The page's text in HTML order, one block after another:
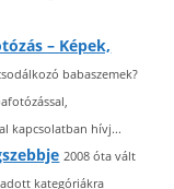
– Képek,
babaszemek?
kapcsolatban hívj...
2008 óta vált
kategóriákra